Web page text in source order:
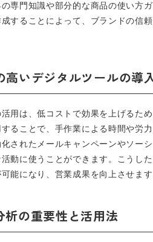
専門知識や部分的な商品の使い方
することによって、ブランドの信
高いデジタルツールの導
用は、低コストで効果を上げるた
ることで、手作業による時間や労
されたメールキャンペーンやソー
動に使うことができます。こうし
能になり、営業成果を向上させます
析の重要性と活用法